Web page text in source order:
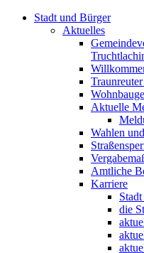
Stadt und Bürger
Aktuelles
Aktuelle
Wahlen
Amtliche
Karriere
die